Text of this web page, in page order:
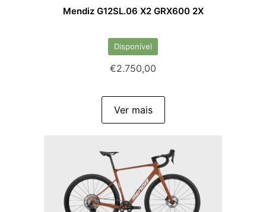
Mendiz G12SL.06 X2 GRX600 2X
Disponível
€2.750,00
Ver mais